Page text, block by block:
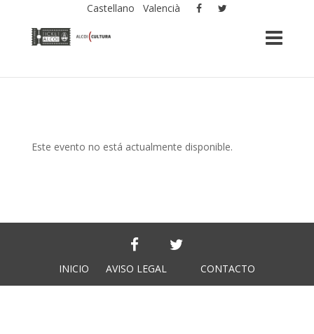
Castellano Valencià
Este evento no está actualmente disponible.
INICIO AVISO LEGAL CONTACTO